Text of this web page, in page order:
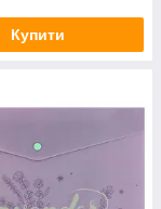
Купити